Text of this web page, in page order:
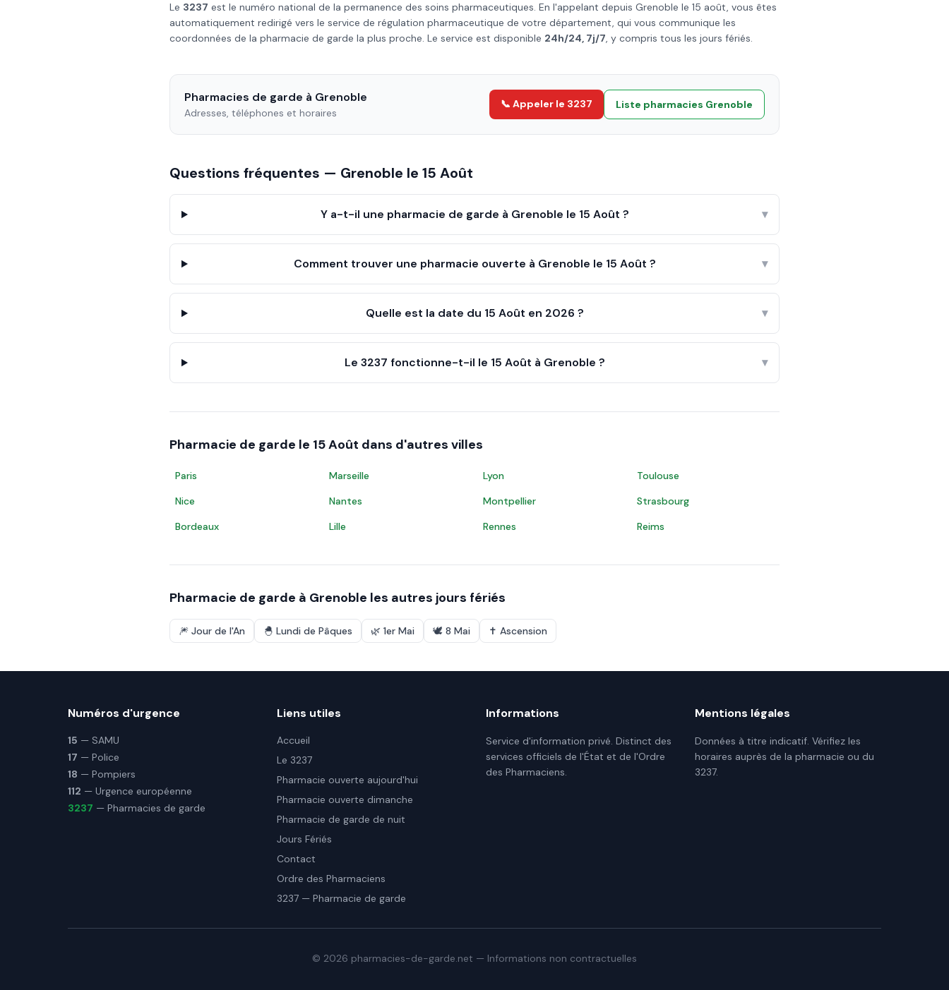
Le 3237 est le numéro national de la permanence des soins pharmaceutiques. En l'appelant depuis Grenoble le 15 août, vous êtes
automatiquement redirigé vers le service de régulation pharmaceutique de votre département, qui vous communique les
coordonnées de la pharmacie de garde la plus proche. Le service est disponible 24h/24, 7j/7, y compris tous les jours fériés.
Pharmacies de garde à Grenoble
Adresses, téléphones et horaires
📞 Appeler le 3237 Liste pharmacies Grenoble
Questions fréquentes — Grenoble le 15 Août
Y a-t-il une pharmacie de garde à Grenoble le 15 Août ? ▾
Comment trouver une pharmacie ouverte à Grenoble le 15 Août ? ▾
Quelle est la date du 15 Août en 2026 ? ▾
Le 3237 fonctionne-t-il le 15 Août à Grenoble ? ▾
Pharmacie de garde le 15 Août dans d'autres villes
Paris Marseille Lyon
Toulouse
Nice
Nantes Montpellier
Strasbourg
Bordeaux
Lille Rennes Reims
Pharmacie de garde à Grenoble les autres jours fériés
🎆 Jour de l'An 🐣 Lundi de Pâques 🌿 1er Mai 🕊️ 8 Mai ✝️ Ascension
Numéros d'urgence
15 — SAMU
17 — Police
18 — Pompiers
112 — Urgence européenne
3237 — Pharmacies de garde
Liens utiles
Accueil
Le 3237
Pharmacie ouverte aujourd'hui
Pharmacie ouverte dimanche
Pharmacie de garde de nuit
Jours Fériés
Contact
Ordre des Pharmaciens
3237 — Pharmacie de garde
Informations
Service d'information privé. Distinct des
services officiels de l'État et de l'Ordre
des Pharmaciens.
Mentions légales
Données à titre indicatif. Vérifiez les
horaires auprès de la pharmacie ou du
3237.
© 2026 pharmacies-de-garde.net — Informations non contractuelles